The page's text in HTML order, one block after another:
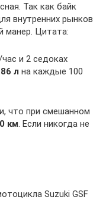
Так как байк
внутренних рынков
манер. Цитата:
и 2 седоках
л на каждые 100
что при смешанном
км. Если никогда не
Suzuki GSF